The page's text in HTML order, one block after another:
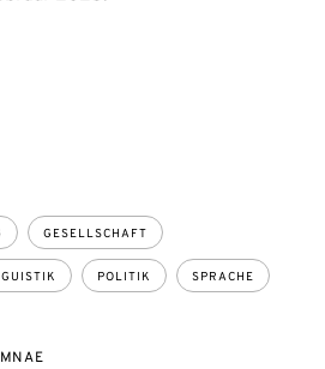
GESELLSCHAFT
POLITIK SPRACHE